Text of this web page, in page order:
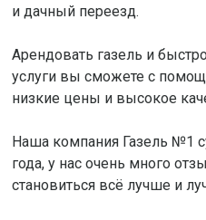
и дачный переезд.
Арендовать газель и
услуги вы сможете с
низкие цены и высокое
Наша компания Газель №1
года, у нас очень много
становиться всё лучше и